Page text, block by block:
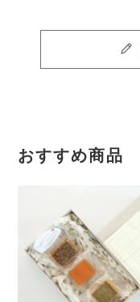
おすすめ商品